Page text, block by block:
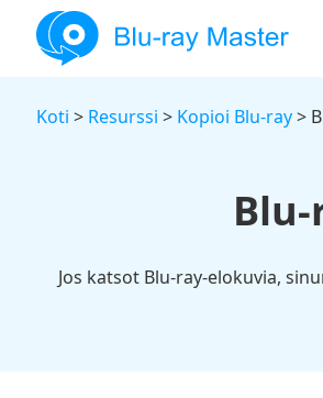
Koti > Resurssi > Kopioi Blu-ray>
Jos katsot Blu-ray-elokuvia,